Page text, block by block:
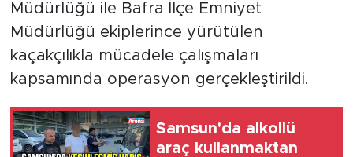
Müdürlüğü ile Bafra İlçe Emniyet
Müdürlüğü ekiplerince yürütülen
kaçakçılıkla mücadele çalışmaları
kapsamında operasyon gerçekleştirildi.
Samsun'da alkollü
araç kullanmaktan